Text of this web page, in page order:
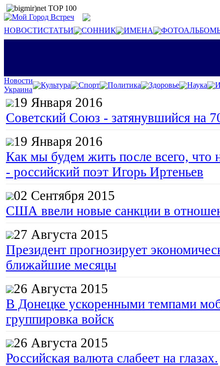
НОВОСТИСТАТЬИ СОННИК ИМЕНА
Новости
Украина
Культура Спорт Политика Здоровье Наука
19 Января 2016
Советский Союз - затянувшийся на
19 Января 2016
Как мы будем жить после всего, что
- российский поэт Игорь Иртеньев
02 Сентября 2015
США ввели новые санкции в
27 Августа 2015
Президент прогнозирует
ближайшие месяцы
26 Августа 2015
В Донецке ускоренными темпами
группировка войск
26 Августа 2015
Российская валюта слабеет на глазах.